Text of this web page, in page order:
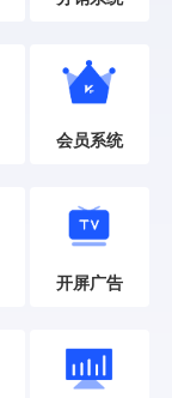
会员系统
开屏广告